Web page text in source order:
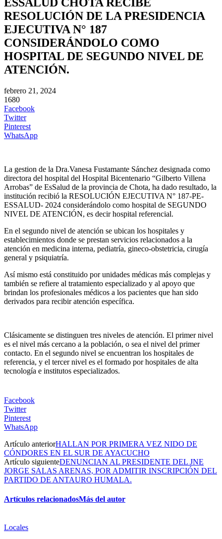
RESOLUCIÓN DE LA PRESIDENCIA
EJECUTIVA N° 187
CONSIDERÁNDOLO COMO
HOSPITAL DE SEGUNDO NIVEL DE
ATENCIÓN.
febrero 21, 2024
1680
Facebook
Twitter
Pinterest
WhatsApp
La gestion de la Dra.Vanesa Fustamante Sánchez designada como
directora del hospital del Hospital Bicentenario “Gilberto Villena
Arrobas” de EsSalud de la provincia de Chota, ha dado resultado, la
institución recibió la RESOLUCIÓN EJECUTIVA N° 187-PE-
ESSALUD- 2024 considerándolo como hospital de SEGUNDO
NIVEL DE ATENCIÓN, es decir hospital referencial.
En el segundo nivel de atención se ubican los hospitales y
establecimientos donde se prestan servicios relacionados a la
atención en medicina interna, pediatría, gineco-obstetricia, cirugía
general y psiquiatría.
Así mismo está constituido por unidades médicas más complejas y
también se refiere al tratamiento especializado y al apoyo que
brindan los profesionales médicos a los pacientes que han sido
derivados para recibir atención específica.
Clásicamente se distinguen tres niveles de atención. El primer nivel
es el nivel más cercano a la población, o sea el nivel del primer
contacto. En el segundo nivel se encuentran los hospitales de
referencia, y el tercer nivel es el formado por hospitales de alta
tecnología e institutos especializados.
Facebook
Twitter
Pinterest
WhatsApp
Artículo anteriorHALLAN POR PRIMERA VEZ NIDO DE
CÓNDORES EN EL SUR DE AYACUCHO
Artículo siguienteDENUNCIAN AL PRESIDENTE DEL JNE
JORGE SALAS ARENAS, POR ADMITIR INSCRIPCIÓN DEL
PARTIDO DE ANTAURO HUMALA.
Artículos relacionadosMás del autor
Locales